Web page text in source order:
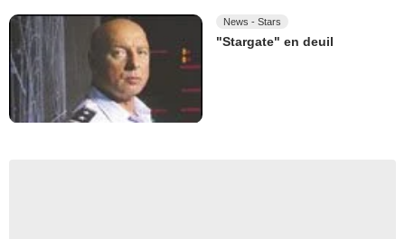
News - Stars
"Stargate" en deuil